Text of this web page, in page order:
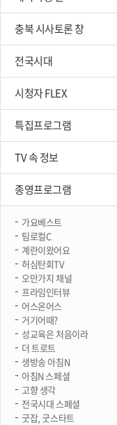
충북 시사토론 창
전국시대
시청자 FLEX
특집프로그램
TV 속 정보
종영프로그램
가요베스트
팀로컬C
계란이왔어요
허심탄회TV
오만가지 채널
프라임인터뷰
어스온어스
거기어때?
성교육은 처음이라
더 트로트
생방송 아침N
아침N 스페셜
고향 생각
전국시대 스페셜
굿잡, 굿스타트